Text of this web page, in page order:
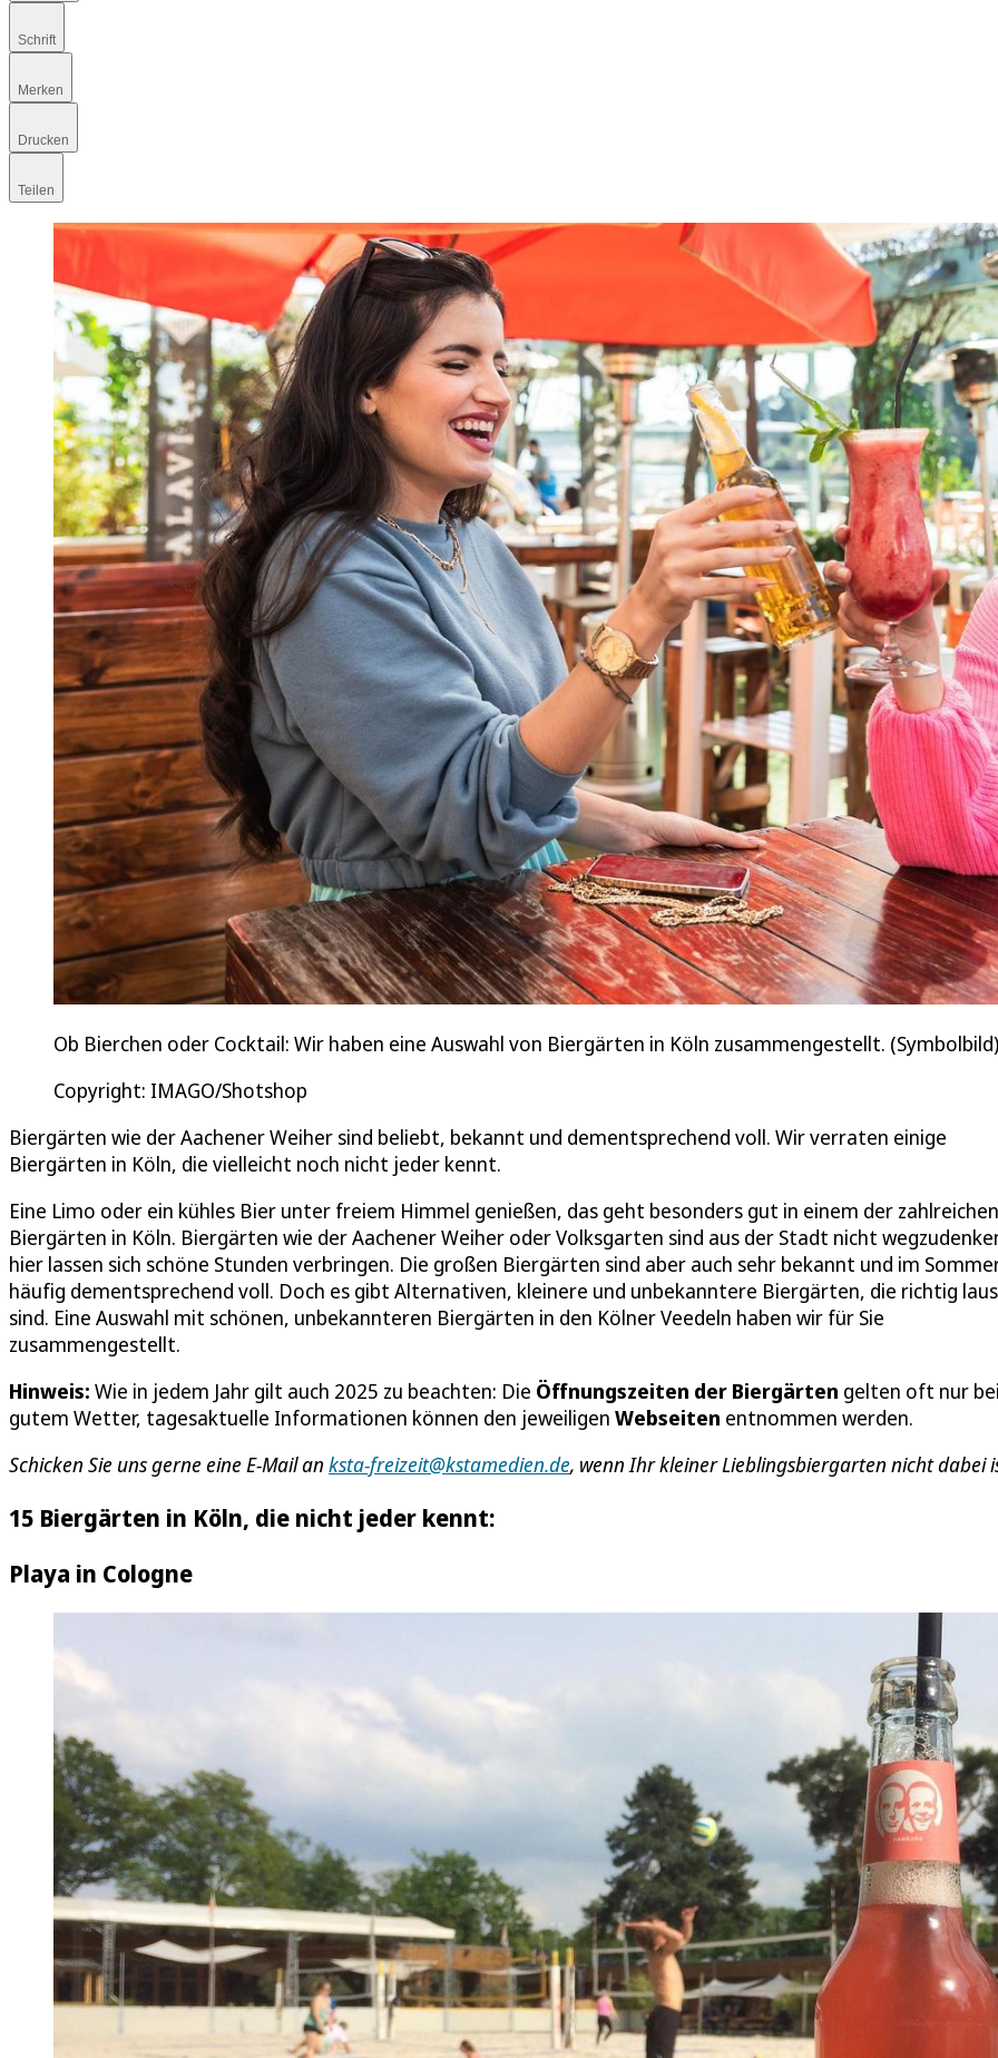
Schrift
Merken
Drucken
Teilen
Ob Bierchen oder Cocktail: Wir haben eine Auswahl von Biergärten in Köln zusammengestellt. (Symbolbild)
Copyright: IMAGO/Shotshop
Biergärten wie der Aachener Weiher sind beliebt, bekannt und dementsprechend voll. Wir verraten einige
Biergärten in Köln, die vielleicht noch nicht jeder kennt.
Eine Limo oder ein kühles Bier unter freiem Himmel genießen, das geht besonders gut in einem der zahlreichen
Biergärten in Köln. Biergärten wie der Aachener Weiher oder Volksgarten sind aus der Stadt nicht
hier lassen sich schöne Stunden verbringen. Die großen Biergärten sind aber auch sehr bekannt und im
häufig dementsprechend voll. Doch es gibt Alternativen, kleinere und unbekanntere Biergärten, die richtig
sind. Eine Auswahl mit schönen, unbekannteren Biergärten in den Kölner Veedeln haben wir für Sie
zusammengestellt.
Hinweis: Wie in jedem Jahr gilt auch 2025 zu beachten: Die Öffnungszeiten der Biergärten gelten oft nur
gutem Wetter, tagesaktuelle Informationen können den jeweiligen Webseiten entnommen werden.
Schicken Sie uns gerne eine E-Mail an ksta-freizeit@kstamedien.de, wenn Ihr kleiner Lieblingsbiergarten nicht dabei
15 Biergärten in Köln, die nicht jeder kennt:
Playa in Cologne